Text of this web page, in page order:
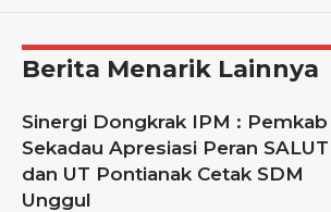
Berita Menarik Lainnya
Sinergi Dongkrak IPM : Pemkab
Sekadau Apresiasi Peran SALUT
dan UT Pontianak Cetak SDM
Unggul